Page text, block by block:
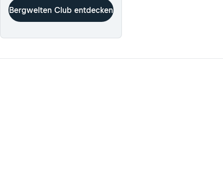
Bergwelten Club entdecken